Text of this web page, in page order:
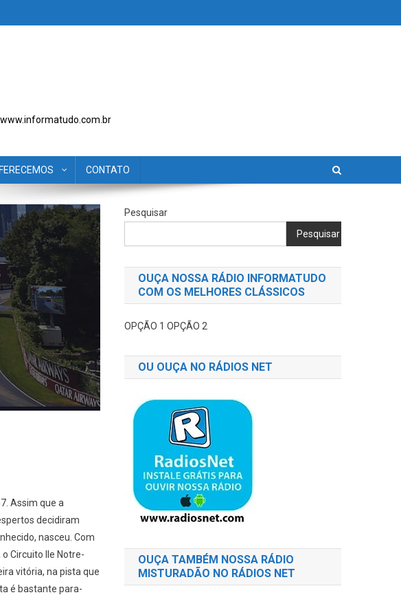
www.informatudo.com.br
CONTATO
Assim que a
decidiram
nasceu. Com
Circuito Ile Notre-
vitória, na pista que
é bastante para-
Pesquisar
Pesquisar
OUÇA NOSSA RÁDIO INFORMATUDO
COM OS MELHORES CLÁSSICOS
OPÇÃO 1OPÇÃO 2
OU OUÇA NO RÁDIOS NET
OUÇA TAMBÉM NOSSA RÁDIO
MISTURADÃO NO RÁDIOS NET